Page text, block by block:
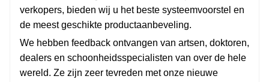
verkopers, bieden wij u het beste systeemvoorstel en
de meest geschikte productaanbeveling.
We hebben feedback ontvangen van artsen, doktoren,
dealers en schoonheidsspecialisten van over de hele
wereld. Ze zijn zeer tevreden met onze nieuwe